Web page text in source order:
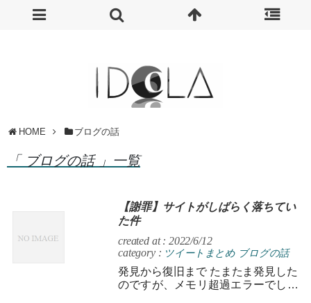
HOME ブログの話
「 ブログの話 」一覧
【謝罪】サイトがしばらく落ちてい
た件
created at : 2022/6/12
category : ツイートまとめ ブログの話
発見から復旧まで たまたま発見した
のですが、メモリ超過エラーでしば